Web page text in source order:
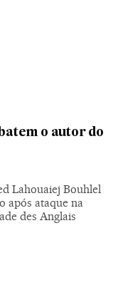
o autor do
Lahouaiej Bouhlel
após ataque na
des Anglais